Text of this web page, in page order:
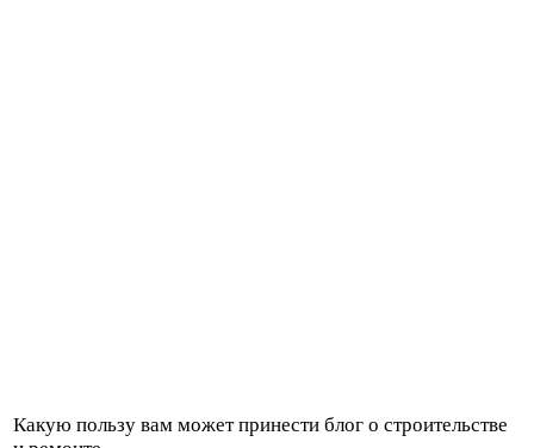
Какую пользу вам может принести блог о строительстве